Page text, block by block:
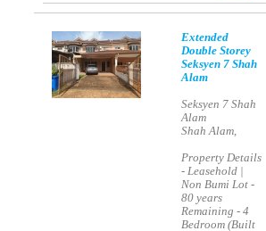
Extended
Double Storey
Seksyen 7 Shah
Alam
Seksyen 7 Shah
Alam
Shah Alam,
Property Details
- Leasehold |
Non Bumi Lot -
80 years
Remaining - 4
Bedroom (Built